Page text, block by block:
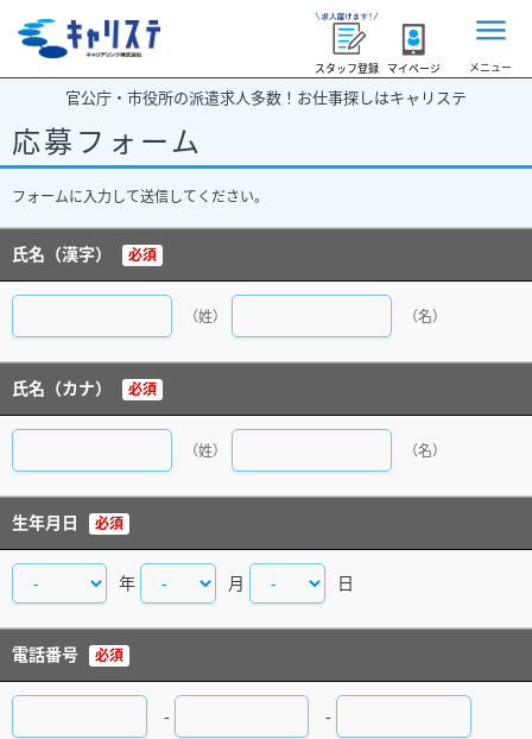
スタッフ登録 マイページ メニュー
官公庁・市役所の派遣求人多数！お仕事探しはキャリステ
応募フォーム
フォームに入力して送信してください。
氏名（漢字） 必須
（姓） （名）
氏名（カナ） 必須
（姓） （名）
生年月日 必須
年 月 日
電話番号 必須
- -